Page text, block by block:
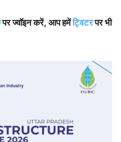
पर ज्वॉइन करें, आप हमेंट्विटरपर भी